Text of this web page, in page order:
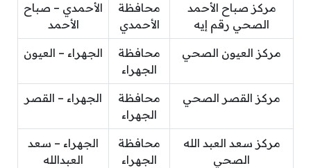
مركز صباح الأحمد
الصحي رقم إيه
محافظة
الأحمدي
الأحمدي – صباح
الأحمد
مركز العيون الصحي
محافظة
الجهراء
الجهراء – العيون
مركز القصر الصحي
محافظة
الجهراء
الجهراء – القصر
مركز سعد العبد الله
الصحي
محافظة
الجهراء
الجهراء – سعد
العبدالله